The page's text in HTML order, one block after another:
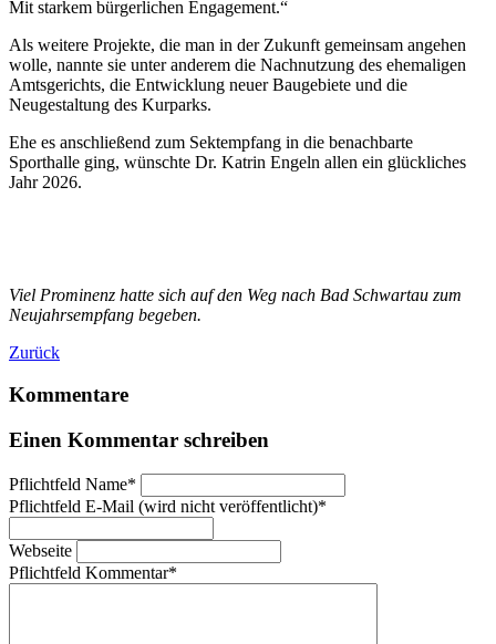
Mit starkem bürgerlichen Engagement.“
Als weitere Projekte, die man in der Zukunft gemeinsam angehen
wolle, nannte sie unter anderem die Nachnutzung des ehemaligen
Amtsgerichts, die Entwicklung neuer Baugebiete und die
Neugestaltung des Kurparks.
Ehe es anschließend zum Sektempfang in die benachbarte
Sporthalle ging, wünschte Dr. Katrin Engeln allen ein glückliches
Jahr 2026.
Viel Prominenz hatte sich auf den Weg nach Bad Schwartau zum
Neujahrsempfang begeben.
Zurück
Kommentare
Einen Kommentar schreiben
Pflichtfeld Name*
Pflichtfeld E-Mail (wird nicht veröffentlicht)*
Webseite
Pflichtfeld Kommentar*